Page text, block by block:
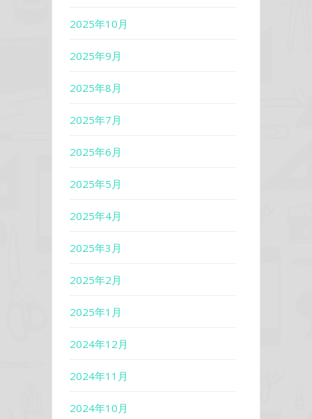
2025年10月
2025年9月
2025年8月
2025年7月
2025年6月
2025年5月
2025年4月
2025年3月
2025年2月
2025年1月
2024年12月
2024年11月
2024年10月